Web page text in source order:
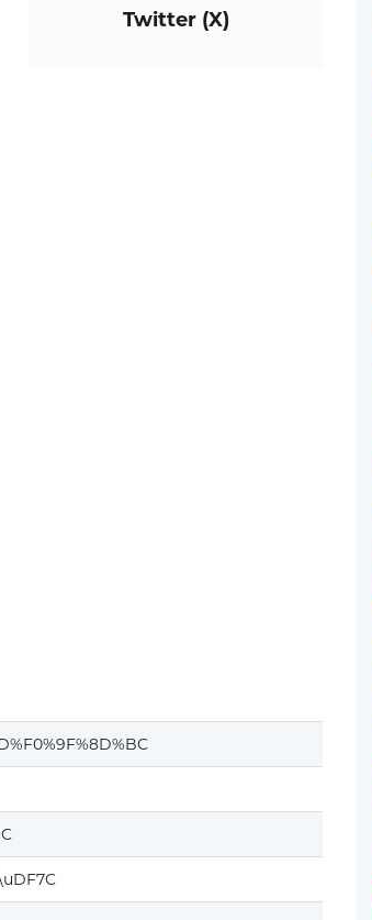
Twitter (X)